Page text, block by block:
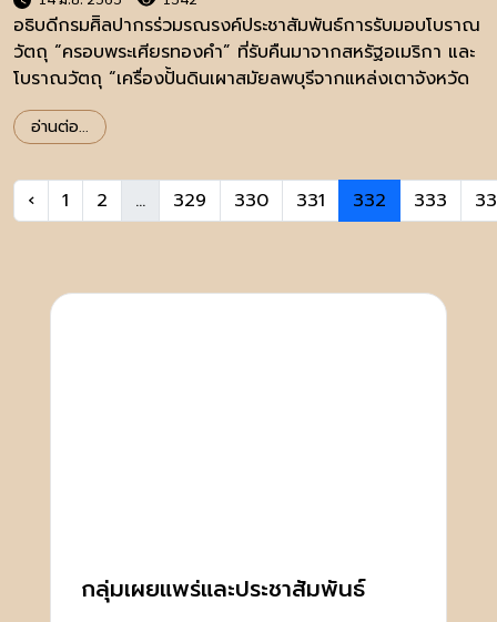
อธิบดีกรมศิิลปากรร่วมรณรงค์ประชาสัมพันธ์การรับมอบโบราณ
วัตถุ “ครอบพระเศียรทองคำ” ที่รับคืนมาจากสหรัฐอเมริกา และ
โบราณวัตถุ “เครื่องปั้นดินเผาสมัยลพบุรีจากแหล่งเตาจังหวัด
บุรีรัมย์”
อ่านต่อ...
‹ 1 2 ... 329 330 331 332 333
กลุ่มเผยแพร่และประชาสัมพันธ์